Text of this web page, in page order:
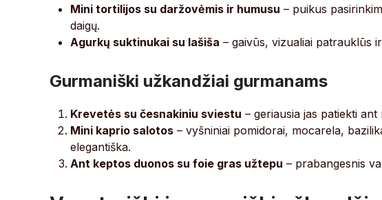
Mini tortilijos su daržovėmis ir humusu – puikus
daigų.
Agurkų suktinukai su lašiša – gaivūs, vizualiai patrauklūs
Gurmaniški užkandžiai gurmanams
Krevetės su česnakiniu sviestu – geriausia jas patiekti
Mini kaprio salotos – vyšniniai pomidorai, mocarela,
elegantiška.
Ant keptos duonos su foie gras užtepu – prabangesnis